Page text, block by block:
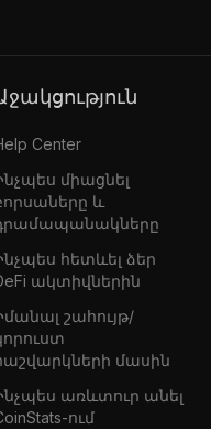
Աջակցություն
Center
միացնել
և
հետևել ձեր
ակտիվներին
շահույթ/
մասին
առևտուր անել
ում